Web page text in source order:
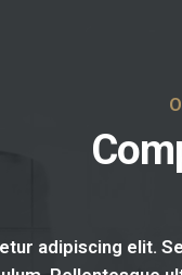
adipiscing elit.